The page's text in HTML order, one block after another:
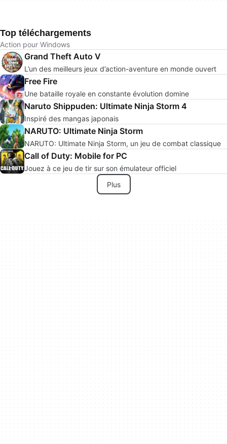
Top téléchargements
Action pour Windows
Grand Theft Auto V
L’un des meilleurs jeux d’action-aventure en monde ouvert
Free Fire
Une bataille royale en constante évolution domine
Naruto Shippuden: Ultimate Ninja Storm 4
Inspiré des mangas japonais
NARUTO: Ultimate Ninja Storm
NARUTO: Ultimate Ninja Storm, un jeu de combat classique
Call of Duty: Mobile for PC
Jouez à ce jeu de tir sur son émulateur officiel
Plus